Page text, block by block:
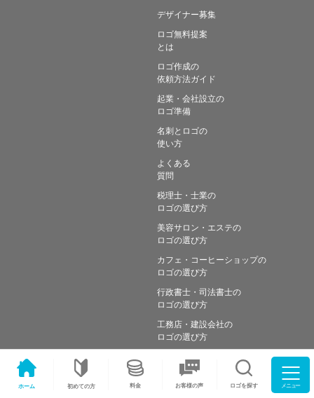
ホーム 初めての方 料金 お客様の声 ロゴを探す メニュー
デザイナー募集
ロゴ無料提案
とは
ロゴ作成の
依頼方法ガイド
起業・会社設立の
ロゴ準備
名刺とロゴの
使い方
よくある
質問
税理士・士業の
ロゴの選び方
美容サロン・エステの
ロゴの選び方
カフェ・コーヒーショップの
ロゴの選び方
行政書士・司法書士の
ロゴの選び方
工務店・建設会社の
ロゴの選び方
Copyright © Simple works Inc. All Rights Reserved.